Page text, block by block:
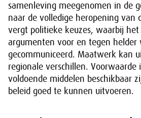
samenleving meegenomen in de
naar de volledige heropening van
vergt politieke keuzes, waarbij
argumenten voor en tegen helder
gecommuniceerd. Maatwerk kan
regionale verschillen. Voorwaarde
voldoende middelen beschikbaar
beleid goed te kunnen uitvoeren.